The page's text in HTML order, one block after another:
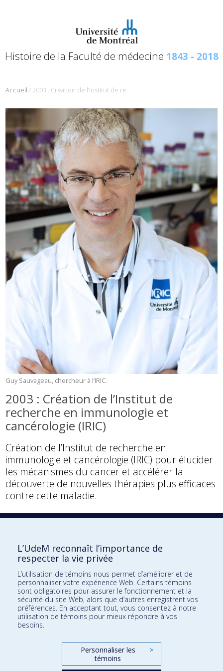
Histoire de la Faculté de médecine 1843 - 2018
Accueil / 2003 : Création de l’Institut de recherche en immunologie et cancérologie (IRIC)
Guy Sauvageau, chercheur à l’IRIC.
2003 : Création de l’Institut de
recherche en immunologie et
cancérologie (IRIC)
Création de l’Institut de recherche en
immunologie et cancérologie (IRIC) pour élucider
les mécanismes du cancer et accélérer la
découverte de nouvelles thérapies plus efficaces
contre cette maladie.
1999 2004
L’UdeM reconnaît l’importance de
respecter la vie privée
L’utilisation de témoins nous permet d’améliorer et de
personnaliser votre expérience Web. Certains témoins
sont obligatoires pour assurer le fonctionnement et la
sécurité du site Web, alors que d’autres enregistrent vos
préférences. En acceptant tout, vous consentez à notre
utilisation de témoins pour mieux répondre à vos
besoins.
Personnaliser les
témoins
>